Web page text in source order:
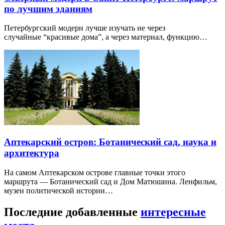
по лучшим зданиям
Петербургский модерн лучше изучать не через
случайные “красивые дома”, а через материал, функцию…
Аптекарский остров: Ботанический сад, наука и
архитектура
На самом Аптекарском острове главные точки этого
маршрута — Ботанический сад и Дом Матюшина. Ленфильм,
музеи политической истории…
Последние добавленные интересные